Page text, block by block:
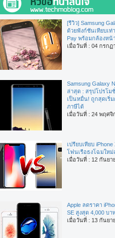
[รีวิว] Samsung
ด้วยฟังก์ชันเทียบเท่
Pay พร้อมกล้องหน้
เมื่อวันที่ : 04 กรกฏ
Samsung Galaxy
ล่าสุด : สรุปโปรโม
เป็นหมื่น! ถูกสุดเริ่
ภาษีได้
เมื่อวันที่ : 24 พฤศจิ
เปรียบเทียบ
โฟนเรือธงโฉมให
เมื่อวันที่ : 12 กันยา
Apple ลดราคา
SE สูงสุด 4,000 บ
เมื่อวันที่ : 13 กันยา